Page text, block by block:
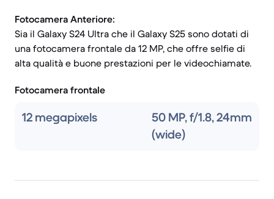
Fotocamera Anteriore:
Sia il Galaxy S24 Ultra che il Galaxy S25 sono dotati di
una fotocamera frontale da 12 MP, che offre selfie di
alta qualità e buone prestazioni per le videochiamate.
Fotocamera frontale
12 megapixels
50 MP, f/1.8, 24mm
(wide)